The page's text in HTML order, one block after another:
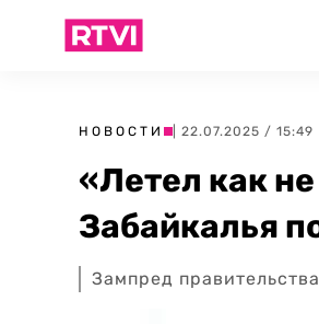
НОВОСТИ | 22.07.2025 / 15:49
«Летел как
Забайкалья
Зампред